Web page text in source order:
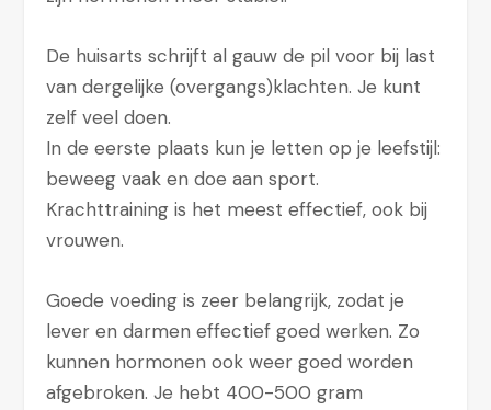
De huisarts schrijft al gauw de pil voor bij last
van dergelijke (overgangs)klachten. Je kunt
zelf veel doen.
In de eerste plaats kun je letten op je leefstijl:
beweeg vaak en doe aan sport.
Krachttraining is het meest effectief, ook bij
vrouwen.
Goede voeding is zeer belangrijk, zodat je
lever en darmen effectief goed werken. Zo
kunnen hormonen ook weer goed worden
afgebroken. Je hebt 400-500 gram